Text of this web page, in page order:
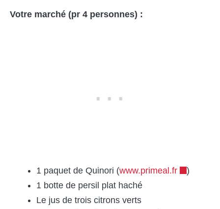
Votre marché (pr 4 personnes) :
1 paquet de Quinori (www.primeal.fr
)
1 botte de persil plat haché
Le jus de trois citrons verts